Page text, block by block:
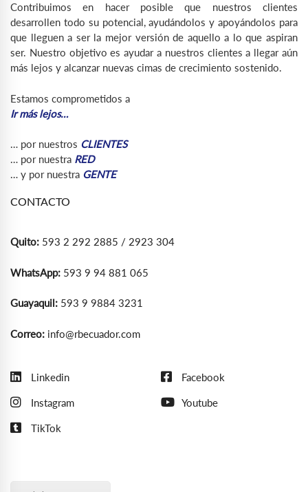
Contribuimos en hacer posible que nuestros clientes
desarrollen todo su potencial, ayudándolos y apoyándolos para
que lleguen a ser la mejor versión de aquello a lo que aspiran
ser. Nuestro objetivo es ayudar a nuestros clientes a llegar aún
más lejos y alcanzar nuevas cimas de crecimiento sostenido.
Estamos comprometidos a
Ir más lejos…
… por nuestros CLIENTES
… por nuestra RED
… y por nuestra GENTE
CONTACTO
Quito: 593 2 292 2885 / 2923 304
WhatsApp: 593 9 94 881 065
Guayaquil: 593 9 9884 3231
Correo: info@rbecuador.com
Linkedin Facebook
Instagram Youtube
TikTok